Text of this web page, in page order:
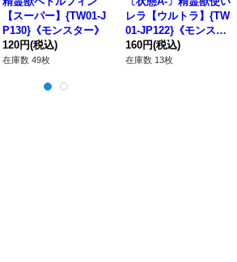
【スーパー】{TW01-J
P130}《モンスター》
120円(税込)
在庫数 49枚
レラ【ウルトラ】{TW
01-JP122}《モンスタ
ー》
160円(税込)
在庫数 13枚